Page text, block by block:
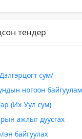
тендер
сум/
ногоон
(Их-Уул сум)
ажлыг дуусгах
байгуулах